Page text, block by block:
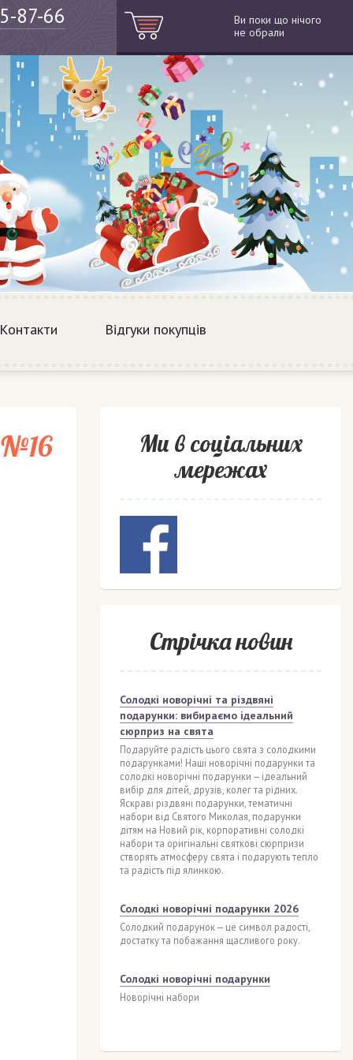
Ви поки що нічого
не обрали
87-66
Контакти Відгуки покупців
№16
Ми в соціальних
мережах
Стрічка новин
Солодкі новорічні та різдвяні
подарунки: вибираємо ідеальний
сюрприз на свята
Подаруйте радість цього свята з солодкими
подарунками! Наші новорічні подарунки та
солодкі новорічні подарунки — ідеальний
вибір для дітей, друзів, колег та рідних.
Яскраві різдвяні подарунки, тематичні
набори від Святого Миколая, подарунки
дітям на Новий рік, корпоративні солодкі
набори та оригінальні святкові сюрпризи
створять атмосферу свята і подарують тепло
та радість під ялинкою.
Солодкі новорічні подарунки 2026
Солодкий подарунок — це символ радості,
достатку та побажання щасливого року.
Солодкі новорічні подарунки
Новорічні набори